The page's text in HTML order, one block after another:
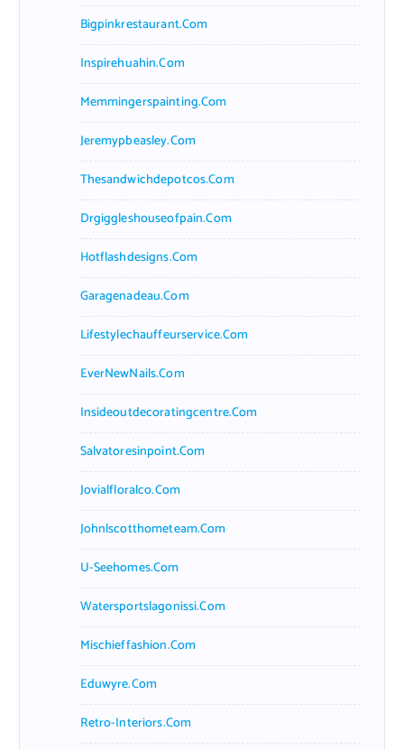
Bigpinkrestaurant.com
Inspirehuahin.com
Memmingerspainting.com
Jeremypbeasley.com
Thesandwichdepotcos.com
Drgiggleshouseofpain.com
Hotflashdesigns.com
Garagenadeau.com
Lifestylechauffeurservice.com
EverNewNails.com
Insideoutdecoratingcentre.com
Salvatoresinpoint.com
Jovialfloralco.com
Johnlscotthometeam.com
U-Seehomes.com
Watersportslagonissi.com
Mischieffashion.com
Eduwyre.com
Retro-Interiors.com